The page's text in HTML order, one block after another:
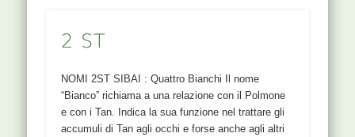
2 ST
NOMI 2ST SIBAI : Quattro Bianchi Il nome
“Bianco” richiama a una relazione con il Polmone
e con i Tan. Indica la sua funzione nel trattare gli
accumuli di Tan agli occhi e forse anche agli altri